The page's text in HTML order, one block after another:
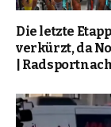
Die letzte
verkürzt, da
|